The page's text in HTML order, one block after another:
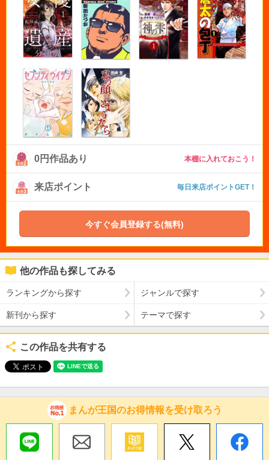
0円作品あり 本棚に入れておこう！
来店ポイント 毎日来店ポイントGET！
今すぐ会員登録する(無料)
他の作品も探してみる
ランキングから探す ジャンルで探す
新刊から探す テーマで探す
この作品を共有する
まんが王国のお得情報を受け取ろう